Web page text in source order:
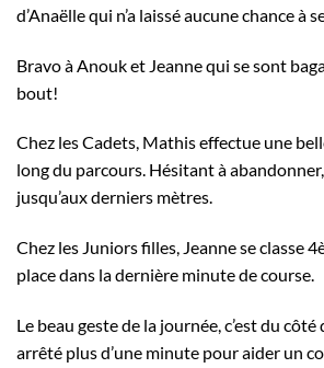
d’Anaëlle qui n’a laissé aucune chance à
Bravo à Anouk et Jeanne qui se sont
bout!
Chez les Cadets, Mathis effectue une
long du parcours. Hésitant à abandonner,
jusqu’aux derniers mètres.
Chez les Juniors filles, Jeanne se classe
place dans la dernière minute de course.
Le beau geste de la journée, c’est du côté
arrêté plus d’une minute pour aider un